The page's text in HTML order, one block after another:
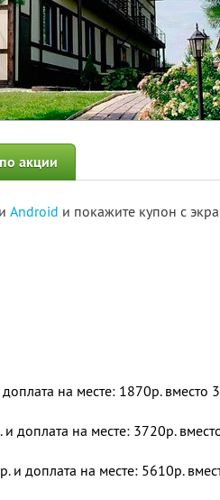
акции
Android и покажите купон с
на месте: 1870р. вместо
доплата на месте: 3720р.
и доплата на месте: 5610р.